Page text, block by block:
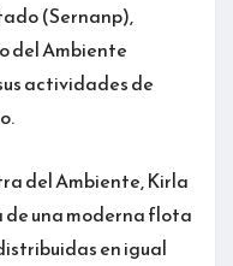
(Sernanp),
del Ambiente
actividades de
del Ambiente, Kirla
una moderna flota
en igual